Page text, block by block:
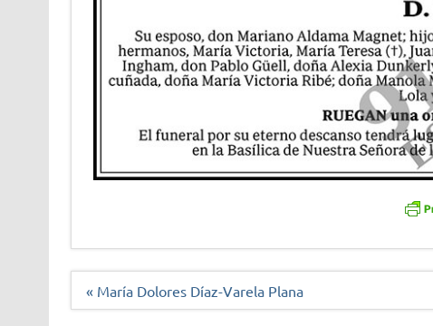
Navegación
« María Dolores Díaz-Varela Plana